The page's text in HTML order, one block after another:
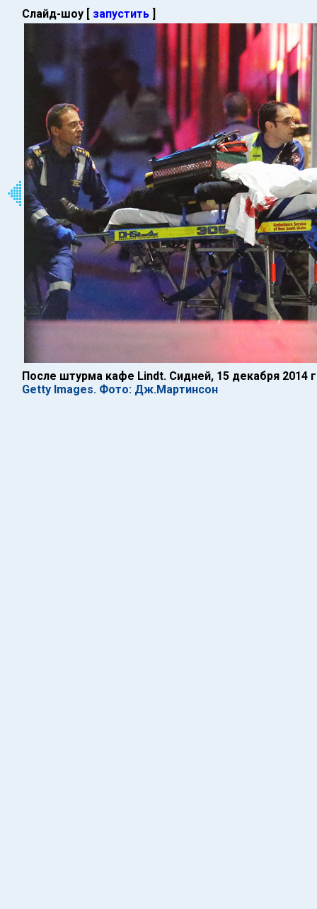
Слайд-шоу [ запустить ]
После штурма кафе Lindt. Сидней, 15 декабря 2014
Getty Images. Фото: Дж.Мартинсон